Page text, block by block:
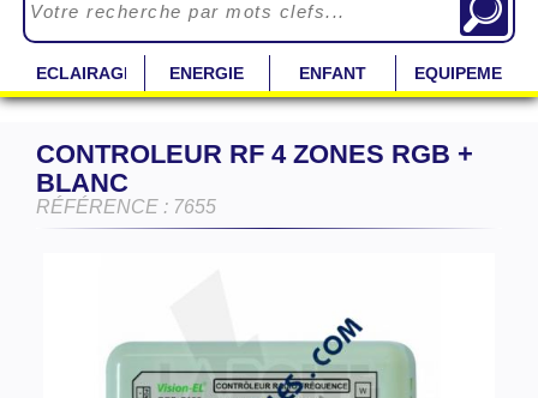
ECLAIRAGE ENERGIE ENFANT EQUIPEMENT
CONTROLEUR RF 4 ZONES RGB +
BLANC
RÉFÉRENCE : 7655